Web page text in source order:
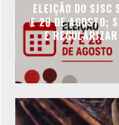
ELEIÇÃO DO
E 28 DE AGOSTO;
E